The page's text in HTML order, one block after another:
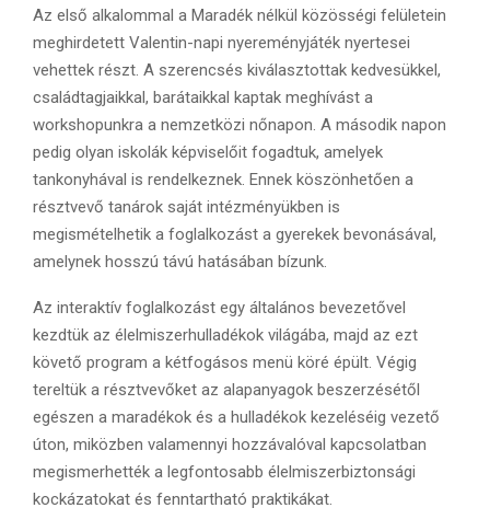
Az első alkalommal a Maradék nélkül közösségi felületein
meghirdetett Valentin-napi nyereményjáték nyertesei
vehettek részt. A szerencsés kiválasztottak kedvesükkel,
családtagjaikkal, barátaikkal kaptak meghívást a
workshopunkra a nemzetközi nőnapon. A második napon
pedig olyan iskolák képviselőit fogadtuk, amelyek
tankonyhával is rendelkeznek. Ennek köszönhetően a
résztvevő tanárok saját intézményükben is
megismételhetik a foglalkozást a gyerekek bevonásával,
amelynek hosszú távú hatásában bízunk.
Az interaktív foglalkozást egy általános bevezetővel
kezdtük az élelmiszerhulladékok világába, majd az ezt
követő program a kétfogásos menü köré épült. Végig
tereltük a résztvevőket az alapanyagok beszerzésétől
egészen a maradékok és a hulladékok kezeléséig vezető
úton, miközben valamennyi hozzávalóval kapcsolatban
megismerhették a legfontosabb élelmiszerbiztonsági
kockázatokat és fenntartható praktikákat.